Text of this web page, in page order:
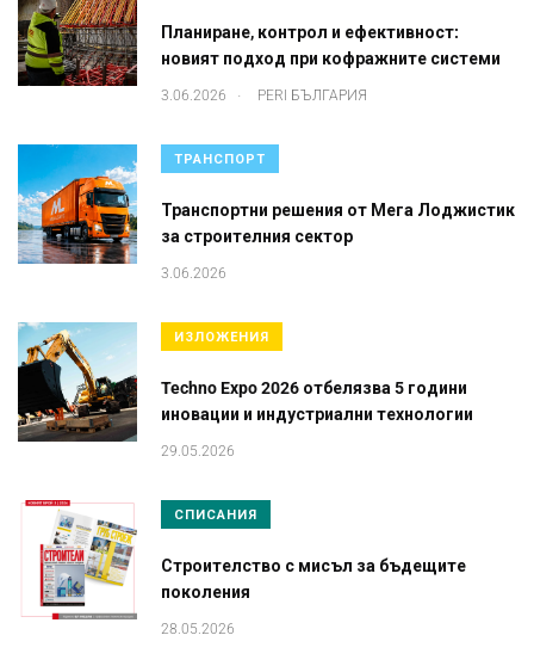
Планиране, контрол и ефективност:
новият подход при кофражните системи
3.06.2026 . PERI БЪЛГАРИЯ
ТРАНСПОРТ
Транспортни решения от Мега Лоджистик
за строителния сектор
3.06.2026
ИЗЛОЖЕНИЯ
Techno Expo 2026 отбелязва 5 години
иновации и индустриални технологии
29.05.2026
СПИСАНИЯ
Строителство с мисъл за бъдещите
поколения
28.05.2026